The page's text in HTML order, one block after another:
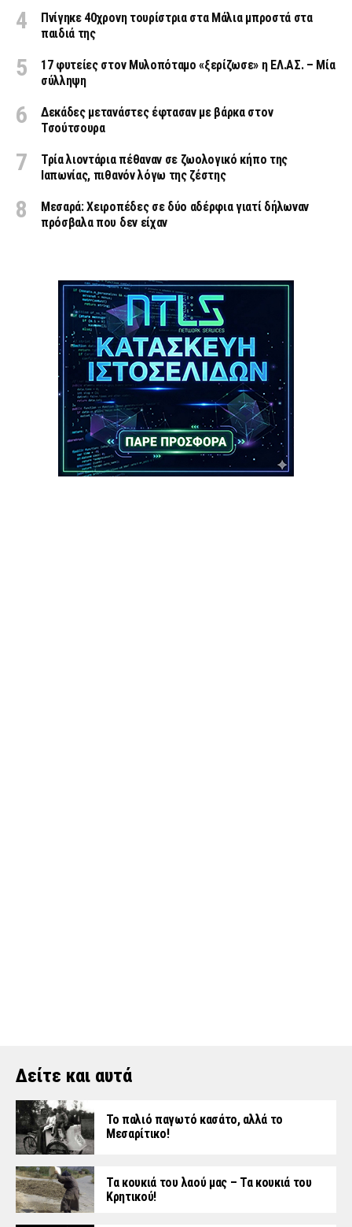
Πνίγηκε 40χρονη τουρίστρια στα Μάλια μπροστά στα
παιδιά της
17 φυτείες στον Μυλοπόταμο «ξερίζωσε» η ΕΛ.ΑΣ. – Μία
σύλληψη
Δεκάδες μετανάστες έφτασαν με βάρκα στον
Τσούτσουρα
Τρία λιοντάρια πέθαναν σε ζωολογικό κήπο της
Ιαπωνίας, πιθανόν λόγω της ζέστης
Μεσαρά: Χειροπέδες σε δύο αδέρφια γιατί δήλωναν
πρόσβαλα που δεν είχαν
Δείτε και αυτά
Το παλιό παγωτό κασάτο, αλλά το
Μεσαρίτικο!
Τα κουκιά του λαού μας – Τα κουκιά του
Κρητικού!